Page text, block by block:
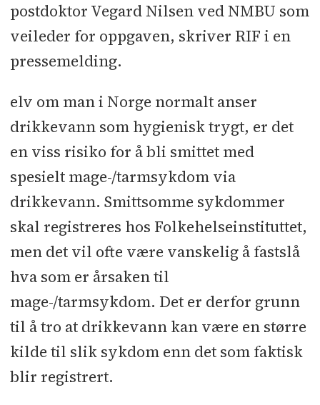
postdoktor Vegard Nilsen ved NMBU som
veileder for oppgaven, skriver RIF i en
pressemelding.
elv om man i Norge normalt anser
drikkevann som hygienisk trygt, er det
en viss risiko for å bli smittet med
spesielt mage-/tarmsykdom via
drikkevann. Smittsomme sykdommer
skal registreres hos Folkehelseinstituttet,
men det vil ofte være vanskelig å fastslå
hva som er årsaken til
mage-/tarmsykdom. Det er derfor grunn
til å tro at drikkevann kan være en større
kilde til slik sykdom enn det som faktisk
blir registrert.